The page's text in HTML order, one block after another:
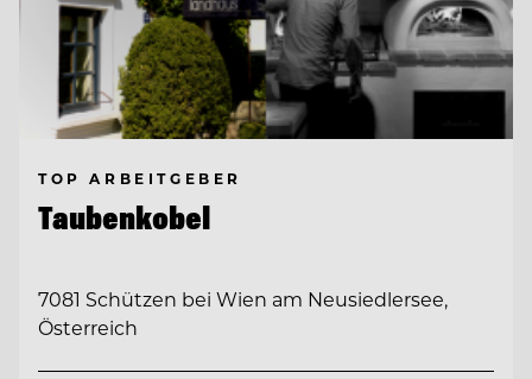
TOP ARBEITGEBER
Taubenkobel
7081 Schützen bei Wien am Neusiedlersee,
Österreich